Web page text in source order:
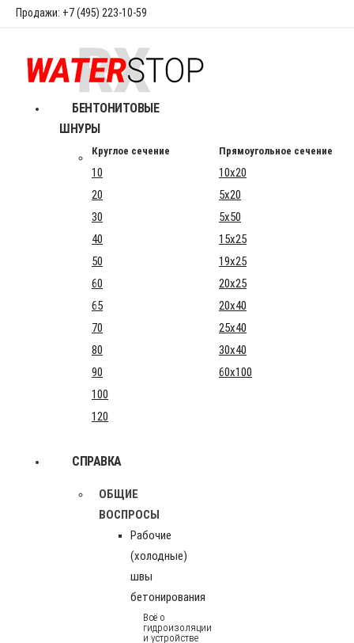
Продажи: +7 (495) 223-10-59
БЕНТОНИТОВЫЕ
ШНУРЫ
Круглое сечение Прямоугольное сечение
10
10x20
20
5x20
30
5x50
40
15x25
50
19x25
60
20x25
65
20x40
70
25x40
80
30x40
90
60x100
100
120
СПРАВКА
ОБЩИЕ
ВОСПРОСЫ
Рабочие
(холодные)
швы
бетонирования
Всё о
гидроизоляции
и устройстве